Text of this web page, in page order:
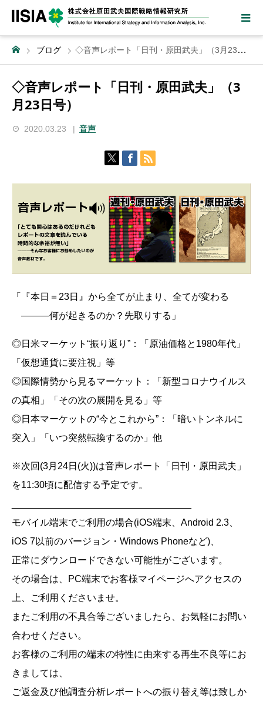
ブログ ◇音声レポート「日刊・原田武夫」（3月23日号）
◇音声レポート「日刊・原田武夫」（3
月23日号）
2020.03.23 音声
「『本日＝23日』から全てが止まり、全てが変わる
―――何が起きるのか？先取りする」
◎日米マーケット“振り返り”：「原油価格と1980年代」
「仮想通貨に要注視」等
◎国際情勢から見るマーケット：「新型コロナウイルス
の真相」「その次の展開を見る」等
◎日本マーケットの“今とこれから”：「暗いトンネルに
突入」「いつ突然転換するのか」他
※次回(3月24日(火))は音声レポート「日刊・原田武夫」
を11:30頃に配信する予定です。
モバイル端末でご利用の場合(iOS端末、Android 2.3、
iOS 7以前のバージョン・Windows Phoneなど)、
正常にダウンロードできない可能性がございます。
その場合は、PC端末でお客様マイページへアクセスの
上、ご利用くださいませ。
またご利用の不具合等ございましたら、お気軽にお問い
合わせください。
お客様のご利用の端末の特性に由来する再生不良等にお
きましては、
ご返金及び他調査分析レポートへの振り替え等は致しか